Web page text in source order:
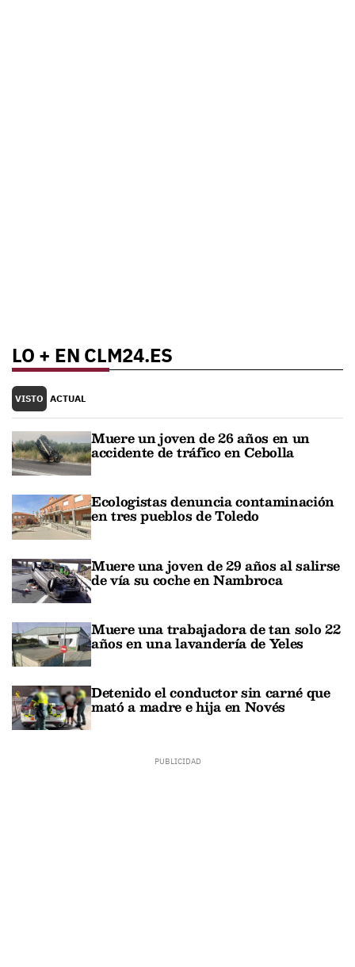
LO + EN CLM24.ES
VISTO ACTUAL
Muere un joven de 26 años en un
accidente de tráfico en Cebolla
Ecologistas denuncia contaminación
en tres pueblos de Toledo
Muere una joven de 29 años al salirse
de vía su coche en Nambroca
Muere una trabajadora de tan solo 22
años en una lavandería de Yeles
Detenido el conductor sin carné que
mató a madre e hija en Novés